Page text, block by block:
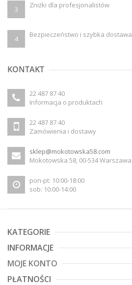
3 Zniżki dla profesjonalistów
4 Bezpieczeństwo i szybka dostawa
KONTAKT
22 487 87 40
Informacja o produktach
22 487 87 40
Zamówienia i dostawy
sklep@mokotowska58.com
Mokotowska 58, 00-534 Warszawa
pon-pt: 10:00-18:00
sob: 10:00-14:00
KATEGORIE
INFORMACJE
MOJE KONTO
PŁATNOŚCI